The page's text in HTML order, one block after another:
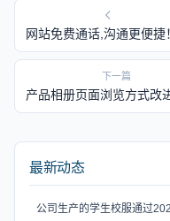
网站免费通话,沟通更便捷！
下一篇
产品相册页面浏览方式改
最新动态
公司生产的学生校服通过